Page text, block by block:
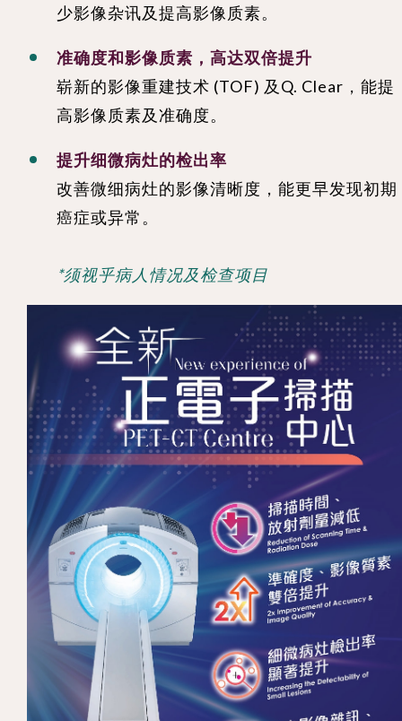
少影像杂讯及提高影像质素。
准确度和影像质素，高达双倍提升
崭新的影像重建技术 (TOF) 及Q. Clear，能提
高影像质素及准确度。
提升细微病灶的检出率
改善微细病灶的影像清晰度，能更早发现初期
癌症或异常。
*须视乎病人情况及检查项目